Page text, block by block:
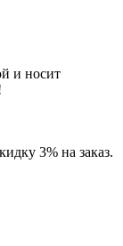
и носит
3% на заказ.